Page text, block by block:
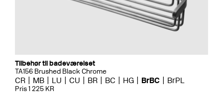
Tilbehør til badeværelset
TA156 Brushed Black Chrome
CR MB LU CU BR BC HG BrBC BrPL
Pris 1 225 KR